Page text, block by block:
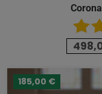
185,00 €